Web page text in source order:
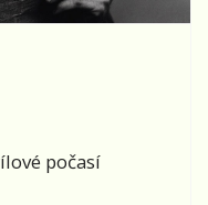
počasí